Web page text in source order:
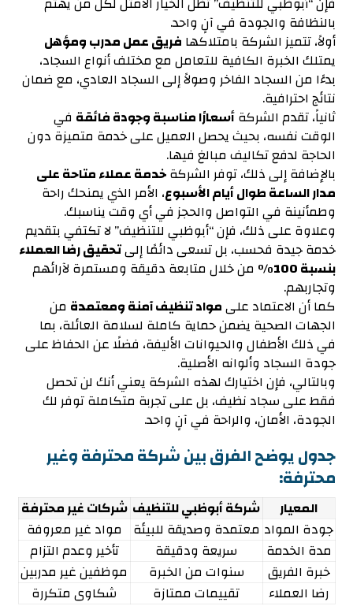
بالنظافة والجودة في آنٍ واحد.
أولاً، تتميز الشركة بامتلاكها فريق عمل مدرب ومؤهل
يمتلك الخبرة الكافية للتعامل مع مختلف أنواع السجاد،
بدءًا من السجاد الفاخر وصولاً إلى السجاد العادي، مع ضمان
نتائج احترافية.
ثانياً، تقدم الشركةأسعارًا مناسبة وجودة فائقة في
الوقت نفسه، بحيث يحصل العميل على خدمة متميزة دون
الحاجة لدفع تكاليف مبالغ فيها.
بالإضافة إلى ذلك، توفر الشركةخدمة عملاء متاحة على
مدار الساعة طوال أيام الأسبوع، الأمر الذي يمنحك راحة
وطمأنينة في التواصل والحجز في أي وقت يناسبك.
وعلاوة على ذلك، فإن “أبوظبي للتنظيف” لا تكتفي بتقديم
خدمة جيدة فحسب، بل تسعى دائمًا إلىتحقيق رضا العملاء
بنسبة 100%
من خلال متابعة دقيقة ومستمرة لآرائهم
وتجاربهم.
كما أن الاعتماد علىمواد تنظيف آمنة ومعتمدة من
الجهات الصحية يضمن حماية كاملة لسلامة العائلة، بما
في ذلك الأطفال والحيوانات الأليفة، فضلًا عن الحفاظ على
جودة السجاد وألوانه الأصلية.
وبالتالي، فإن اختيارك لهذه الشركة يعني أنك لن تحصل
فقط على سجاد نظيف، بل على تجربة متكاملة توفر لك
الجودة، الأمان، والراحة في آنٍ واحد.
جدول يوضح الفرق بين شركة محترفة وغير
محترفة:
المعيار شركة أبوظبي للتنظيف شركات غير محترفة
جودة المواد معتمدة وصديقة للبيئة مواد غير معروفة
مدة الخدمة
سريعة ودقيقة
تأخير وعدم التزام
خبرة الفريق
سنوات من الخبرة
موظفين غير مدربين
رضا العملاء
تقييمات ممتازة شكاوى متكررة